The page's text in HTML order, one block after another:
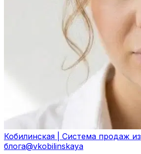
Кобилинская | Система продаж из
блога@vkobilinskaya